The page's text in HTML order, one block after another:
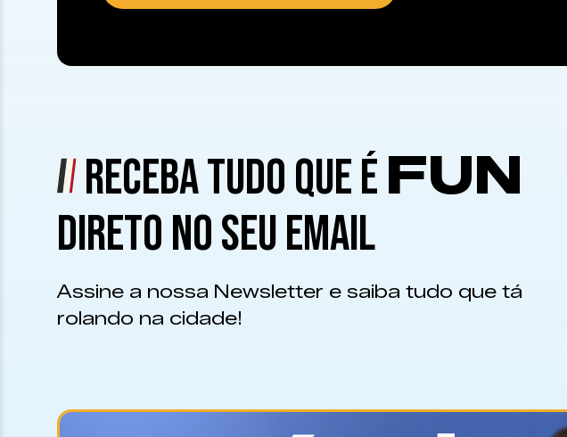
RECEBA TUDO QUE ÉFUN
DIRETO NO SEU EMAIL
Assine a nossa Newsletter e saiba tudo que tá
rolando na cidade!